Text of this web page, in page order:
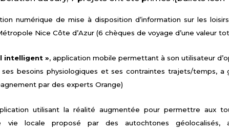
numérique de mise à disposition d’information sur les
Nice Côte d’Azur (6 chèques de voyage d’une valeur
intelligent », application mobile permettant à son utilisateur
besoins physiologiques et ses contraintes trajets/temps, a
par des experts Orange)
utilisant la réalité augmentée pour permettre aux
vie locale proposé par des autochtones